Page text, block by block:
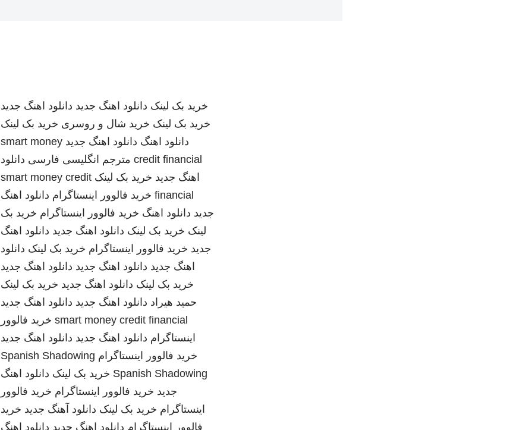
خرید بک لینک دانلود اهنگ جدید دانلود اهنگ جدید
خرید بک لینک خرید شال و روسری خرید بک لینک
دانلود اهنگ دانلود اهنگ جدید smart money
credit financial مترجم انگلیسی فارسی دانلود
اهنگ جدید خرید بک لینک smart money credit
financial خرید فالوور اینستاگرام دانلود اهنگ
جدید دانلود اهنگ خرید فالوور اینستاگرام خرید بک
لینک خرید بک لینک دانلود اهنگ جدید دانلود اهنگ
جدید خرید فالوور اینستاگرام خرید بک لینک دانلود
اهنگ جدید دانلود اهنگ جدید دانلود اهنگ جدید
خرید بک لینک دانلود اهنگ جدید خرید بک لینک
حمید هیراد دانلود اهنگ جدید دانلود اهنگ جدید
smart money credit financial خرید فالوور
اینستاگرام دانلود اهنگ جدید دانلود اهنگ جدید
خرید فالوور اینستاگرام Spanish Shadowing
Spanish Shadowing خرید بک لینک دانلود اهنگ
جدید خرید فالوور اینستاگرام خرید فالوور
اینستاگرام خرید بک لینک دانلود آهنگ جدید خرید
فالوور اینستاگرام دانلود اهنگ جدید دانلود اهنگ